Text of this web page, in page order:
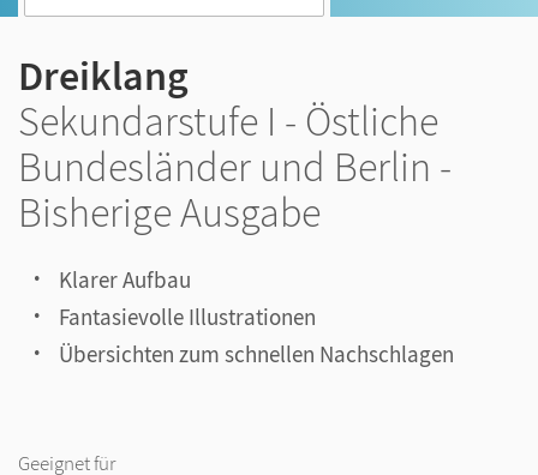
Dreiklang
Sekundarstufe I - Östliche
Bundesländer und Berlin -
Bisherige Ausgabe
Klarer Aufbau
Fantasievolle Illustrationen
Übersichten zum schnellen Nachschlagen
Geeignet für